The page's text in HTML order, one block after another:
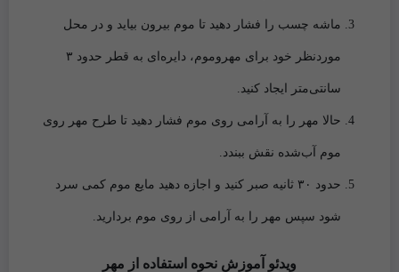
ماشه چسب را فشار دهید تا موم بیرون بیاید و در محل
موردنظر خود برای مهروموم، دایره‌ای به قطر حدود ۳
سانتی‌متر ایجاد کنید.
حالا مهر را به آرامی روی موم فشار دهید تا طرح مهر روی
موم آب‌شده نقش ببندد.
حدود ۳۰ ثانیه صبر کنید و اجازه دهید مایع موم کمی سرد
شود سپس مهر را به آرامی از روی موم بردارید.
ویدئو آموزش نحوه استفاده از مهر